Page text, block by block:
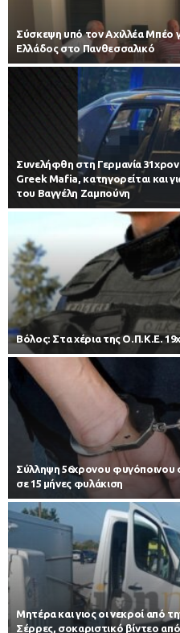
Σύσκεψη υπό τον Αχιλλέα Μπέο
Ελλάδος στο Πανθεσσαλικό
Συνελήφθη στη Γερμανία
Greek Mafia, κατηγορείται και
του Βαγγέλη Ζαμπούνη
Βόλος: Στα χέρια της Ο.Π.Κ.Ε.
Σύλληψη 56χρονου φυγόποινου
σε 15 μήνες φυλάκιση
Μητέρα και γιος οι νεκροί από
Σέρρες, σοκαριστικό βίντεο